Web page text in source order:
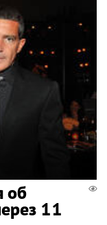
об
11